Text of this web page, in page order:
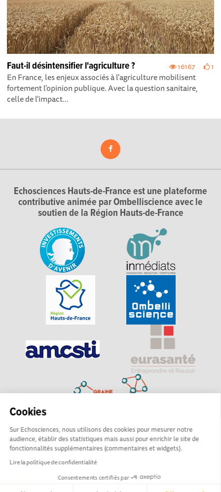
Cookies
Sur Echosciences, nous utilisons des cookies pour mesurer notre
audience, établir des statistiques mais aussi pour enrichir le site de
fonctionnalités supplémentaires (commentaires et widgets).
Lire la politique de confidentialité
Consentements certifiés par
16167 1
Faut-il désintensifier l'agriculture ?
En France, les enjeux associés à l'agriculture mobilisent
fortement l'opinion publique. Avec la question sanitaire,
celle de l'impact...
Echosciences Hauts-de-France est une plateforme
contributive animée par Ombelliscience avec le
soutien de la Région Hauts-de-France
Explorer, s’exprimer, rentrer en contact : Echosciences
Hauts-de-France est le réseau social des amateurs de
sciences et de technologies du territoire
Mentions légales|Politique de confidentialité